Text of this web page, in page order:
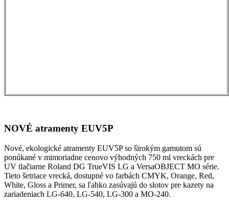
NOVÉ atramenty EUV5P
Nové, ekologické atramenty EUV5P so širokým gamutom sú
ponúkané v mimoriadne cenovo výhodných 750 ml vreckách pre
UV tlačiarne Roland DG TrueVIS LG a VersaOBJECT MO série.
Tieto šetriace vrecká, dostupné vo farbách CMYK, Orange, Red,
White, Gloss a Primer, sa ľahko zasúvajú do slotov pre kazety na
zariadeniach LG-640, LG-540, LG-300 a MO-240.